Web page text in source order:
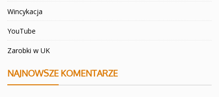
Wincykacja
YouTube
Zarobki w UK
NAJNOWSZE KOMENTARZE